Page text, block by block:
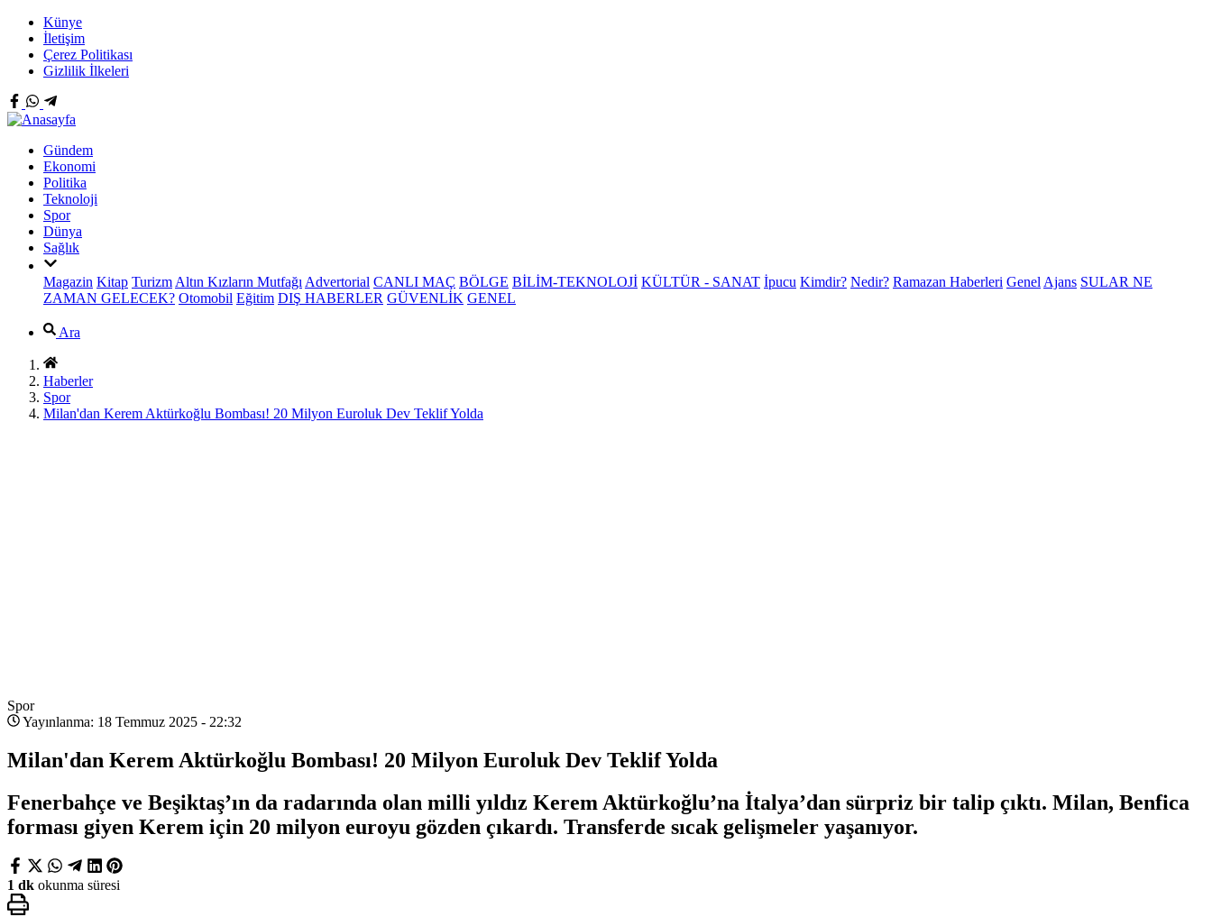
Künye
İletişim
Çerez Politikası
Gizlilik İlkeleri
Gündem
Ekonomi
Politika
Teknoloji
Spor
Dünya
Sağlık
Magazin Kitap Turizm Altın Kızların Mutfağı Advertorial CANLI MAÇ BÖLGE BİLİM-TEKNOLOJİ KÜLTÜR - SANAT İpucu Kimdir? Nedir? Ramazan Haberleri Genel Ajans SULAR NE
ZAMAN GELECEK? Otomobil Eğitim DIŞ HABERLER GÜVENLİK GENEL
Ara
Haberler
Spor
Milan'dan Kerem Aktürkoğlu Bombası! 20 Milyon Euroluk Dev Teklif Yolda
Spor
Yayınlanma: 18 Temmuz 2025 - 22:32
Milan'dan Kerem Aktürkoğlu Bombası! 20 Milyon Euroluk Dev Teklif Yolda
Fenerbahçe ve Beşiktaş’ın da radarında olan milli yıldız Kerem Aktürkoğlu’na İtalya’dan sürpriz bir talip çıktı. Milan, Benfica
forması giyen Kerem için 20 milyon euroyu gözden çıkardı. Transferde sıcak gelişmeler yaşanıyor.
1 dk okunma süresi